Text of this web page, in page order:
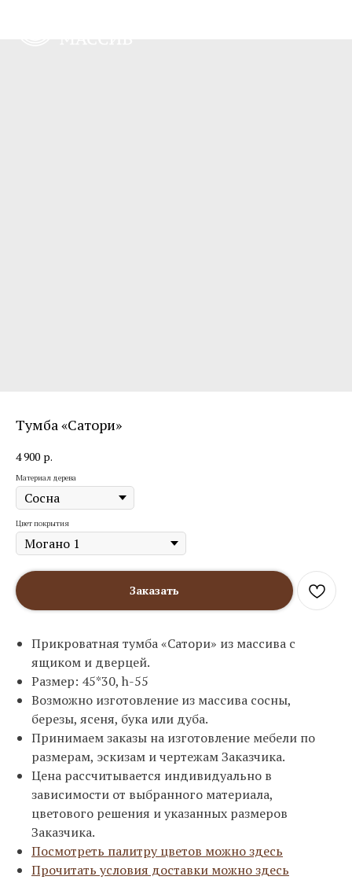
Тумба «Сатори»
4 900 р.
Материал дерева
Цвет покрытия
Заказать
Прикроватная тумба «Сатори» из массива с
ящиком и дверцей.
Размер: 45*30, h-55
Возможно изготовление из массива сосны,
березы, ясеня, бука или дуба.
Принимаем заказы на изготовление мебели по
размерам, эскизам и чертежам Заказчика.
Цена рассчитывается индивидуально в
зависимости от выбранного материала,
цветового решения и указанных размеров
Заказчика.
Посмотреть палитру цветов можно здесь
Прочитать условия доставки можно здесь